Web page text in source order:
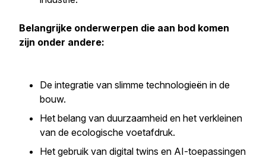
Belangrijke onderwerpen die aan bod komen
zijn onder andere:
De integratie van slimme technologieën in de
bouw.
Het belang van duurzaamheid en het verkleinen
van de ecologische voetafdruk.
Het gebruik van digital twins en AI-toepassingen